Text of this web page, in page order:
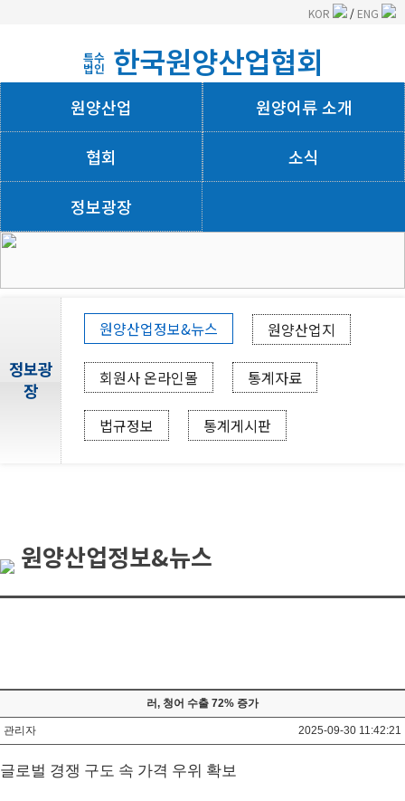
KOR / ENG
특수
법인 한국원양산업협회
원양산업 원양어류 소개
협회 소식
정보광장
정보광
장
원양산업정보&뉴스 원양산업지
회원사 온라인몰 통계자료
법규정보 통계게시판
원양산업정보&뉴스
러, 청어 수출 72% 증가
관리자 2025-09-30 11:42:21
글로벌 경쟁 구도 속 가격 우위 확보